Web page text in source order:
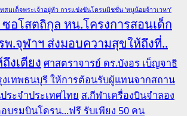
มเด็จพระเจ้าอยู่หัว การแข่งขันโดรนมิชชั่น ‘หนูน้อยจ้าวเวหา’
อโสตถิกุล หน.โครงการสอนเด็ก
พ.จุฬาฯ ส่งมอบความสุขให้ถึงที่..
งเตียง ศาสตราจารย์ ดร.บังอร เบ็ญจาธิ
เทพธนบุรี ให้การต้อนรับผู้แทนจากสถาน
ระจำประเทศไทย ส.กีฬาเครื่องบินจำลอง
บรมบินโดรน...ฟรี รับเพียง 50 คน